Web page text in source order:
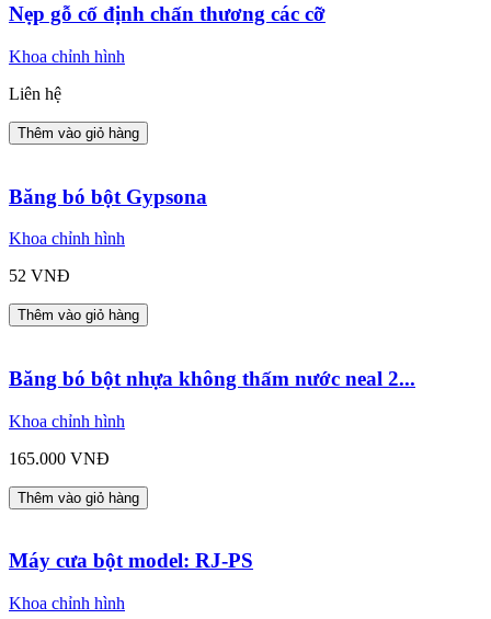
Nẹp gỗ cố định chấn thương các cỡ
Khoa chỉnh hình
Liên hệ
Thêm vào giỏ hàng
Băng bó bột Gypsona
Khoa chỉnh hình
52 VNĐ
Thêm vào giỏ hàng
Băng bó bột nhựa không thấm nước neal 2...
Khoa chỉnh hình
165.000 VNĐ
Thêm vào giỏ hàng
Máy cưa bột model: RJ-PS
Khoa chỉnh hình